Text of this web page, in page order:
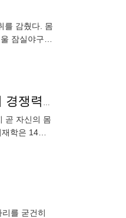
를 감췄다. 몸
잠실야구장
그날, 공룡들 34세 잠수함의 억울함은 누가 풀어주나…기록이 연봉이고, 연봉이 경쟁력인데
곧 자신의 몸
학은 14일
를 굳건히